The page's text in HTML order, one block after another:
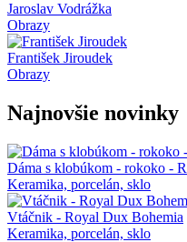
Jaroslav Vodrážka
Obrazy
František Jiroudek
Obrazy
Najnovšie novinky
Dáma s klobúkom - rokoko -
Keramika, porcelán, sklo
Vtáčnik - Royal Dux Bohemia
Keramika, porcelán, sklo